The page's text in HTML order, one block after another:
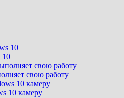
10
свою работу
10 камеру